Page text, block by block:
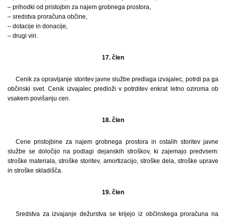
– prihodki od pristojbin za najem grobnega prostora,
– sredstva proračuna občine,
– dotacije in donacije,
– drugi viri.
17. člen
Cenik za opravljanje storitev javne službe predlaga izvajalec, potrdi pa ga
občinski svet. Cenik izvajalec predloži v potrditev enkrat letno oziroma ob
vsakem povišanju cen.
18. člen
Cene pristojbine za najem grobnega prostora in ostalih storitev javne
službe se določijo na podlagi dejanskih stroškov, ki zajemajo predvsem:
stroške materiala, stroške storitev, amortizacijo, stroške dela, stroške uprave
in stroške skladišča.
19. člen
Sredstva za izvajanje dežurstva se krijejo iz občinskega proračuna na